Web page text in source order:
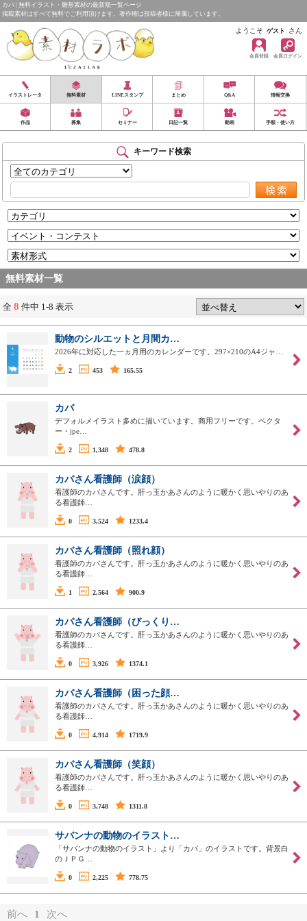
カバ | 無料イラスト・雛形素材の最新順一覧ページ
掲載素材はすべて無料でご利用頂けます。著作権は投稿者様に帰属しています。
ようこそ ゲスト さん
会員登録 会員ログイン
イラストレータ 無料素材 LINEスタンプ まとめ Q&A 情報交換
作品 募集 セミナー 日記一覧 動画 手順・使い方
キーワード検索
無料素材一覧
全 8 件中 1-8 表示
動物のシルエットと月間カ…
2026年に対応した一ヵ月用のカレンダーです。297×210のA4ジャ…
2 453 165.55
カバ
デフォルメイラスト多めに描いています。商用フリーです。ベクタ
ー・jpe…
2 1,348 478.8
カバさん看護師（涙顔）
看護師のカバさんです。肝っ玉かあさんのように暖かく思いやりのあ
る看護師…
0 3,524 1233.4
カバさん看護師（照れ顔）
看護師のカバさんです。肝っ玉かあさんのように暖かく思いやりのあ
る看護師…
1 2,564 900.9
カバさん看護師（びっくり…
看護師のカバさんです。肝っ玉かあさんのように暖かく思いやりのあ
る看護師…
0 3,926 1374.1
カバさん看護師（困った顔…
看護師のカバさんです。肝っ玉かあさんのように暖かく思いやりのあ
る看護師…
0 4,914 1719.9
カバさん看護師（笑顔）
看護師のカバさんです。肝っ玉かあさんのように暖かく思いやりのあ
る看護師…
0 3,748 1311.8
サバンナの動物のイラスト…
「サバンナの動物のイラスト」より「カバ」のイラストです。背景白
のＪＰＧ…
0 2,225 778.75
前へ 1 次へ